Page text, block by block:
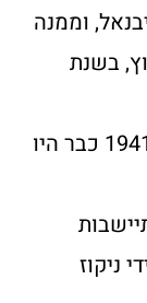
נוסדה בשנת 1924 ביבנאל, וממנה
בשנת
עם שנים הצטרפו עוד עולים ובשנת 1941 כבר היו
ניקוז